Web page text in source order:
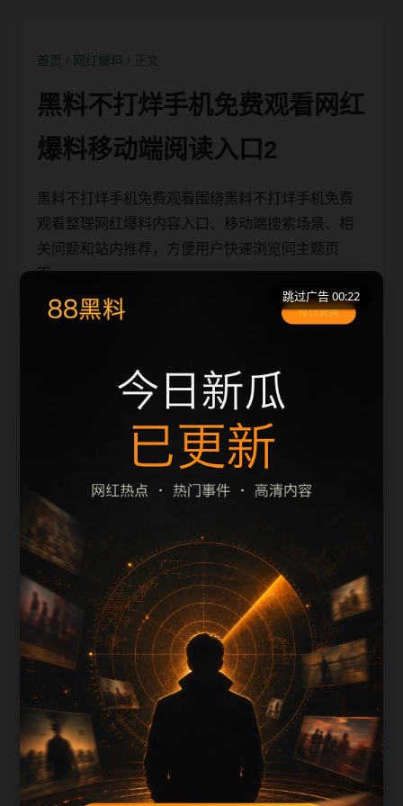
首页 网红爆料
黑料不打烊手机免费观看网红
爆料移动端阅读入口2
黑料不打烊手机免费观看围绕黑料不打烊手机免费
观看整理网红爆料内容入口、移动端搜索场景、相
关问题和站内推荐，方便用户快速浏览同主题页
面。
移动端搜索场景
黑料不打烊手机免费观看相关页面通常需要先判断
标题、摘要和栏目是否一致。本页围绕网红爆料整
理阅读入口，减少用户在手机端反复返回搜索结果
的次数。
页面保留清晰的栏目路径、站内推荐和 sitemap 入
口，方便继续浏览同主题内容。
内容归集说明
黑料不打烊手机免费观看会按栏目持续补充新内
容，标题、description、正文摘要和图片说明保持同
一主题，避免无关词堆砌。
后续采集或 AI 生成内容时，每篇应不少于 650 字，
跳过广告 00:21